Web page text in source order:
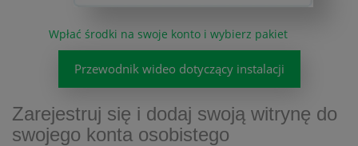
Wpłać środki na swoje konto i wybierz pakiet
Przewodnik wideo dotyczący instalacji
Zarejestruj się i dodaj swoją witrynę do
swojego konta osobistego